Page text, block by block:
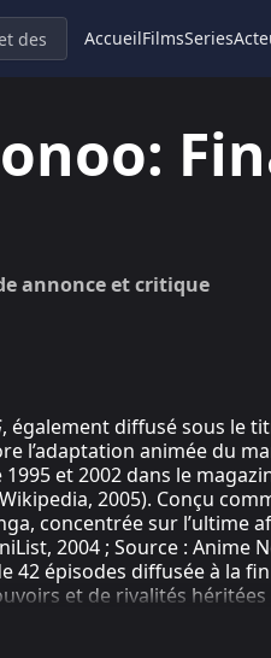
AccueilFilmsSeries
annonce et critique
, également diffusé sous le
l’adaptation animée du
et 2002 dans le
2005). Conçu
concentrée sur l’ultime
2004 ; Source : Anime
42 épisodes diffusée à la
et de rivalités
et des enjeux